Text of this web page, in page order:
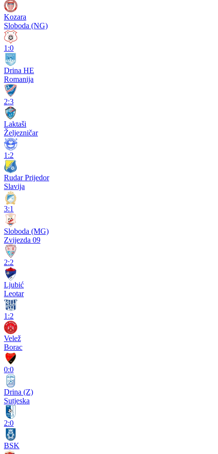
Kozara
Sloboda (NG)
1:0
Drina HE
Romanija
2:3
Laktaši
Željezničar
1:2
Rudar Prijedor
Slavija
3:1
Sloboda (MG)
Zvijezda 09
2:2
Ljubić
Leotar
1:2
Velež
Borac
0:0
Drina (Z)
Sutjeska
2:0
BSK